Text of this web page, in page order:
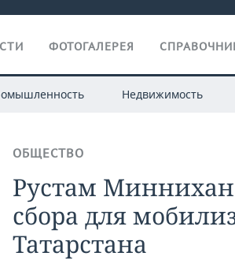
ФОТОГАЛЕРЕЯ
Недвижимость
ОБЩЕСТВО
Рустам
сбора для
Татарстана